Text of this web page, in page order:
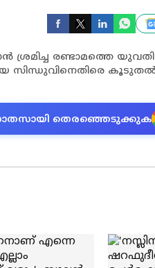
ശ്രമിച്ച രണ്ടാമത്തെ
സിന്ധുവിനെതിരെ
തെരഞ്ഞെടുക്കുക